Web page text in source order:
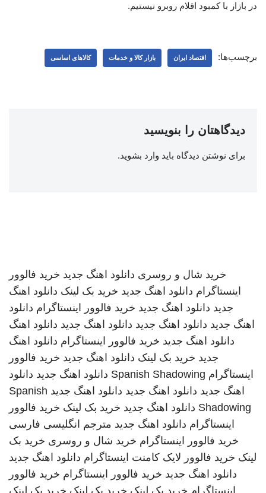
در بازار با کمبود اقلام روبرو نیستیم.
برچسب‌ها: اقتصاد ایران بازار کالا و خدمات کالاهای اساسی
دیدگاهتان را بنویسید
برای نوشتن دیدگاه باید وارد بشوید.
خرید شال و روسری دانلود اهنگ جدید خرید فالوور
اینستاگرام دانلود اهنگ جدید خرید بک لینک دانلود اهنگ
جدید دانلود اهنگ جدید خرید فالوور اینستاگرام دانلود
اهنگ جدید دانلود اهنگ جدید دانلود اهنگ جدید دانلود اهنگ
دانلود اهنگ جدید خرید فالوور اینستاگرام دانلود اهنگ
جدید خرید بک لینک دانلود اهنگ جدید خرید فالوور
اینستاگرام Spanish Shadowing دانلود اهنگ جدید دانلود
اهنگ جدید دانلود اهنگ جدید دانلود اهنگ جدید Spanish
Shadowing دانلود اهنگ جدید خرید بک لینک خرید فالوور
اینستاگرام دانلود اهنگ جدید مترجم انگلیسی فارسی
خرید فالوور اینستاگرام خرید شال و روسری خرید بک
لینک خرید فالوور لایک کامنت اینستاگرام دانلود اهنگ جدید
دانلود اهنگ جدید خرید فالوور اینستاگرام خرید فالوور
اینستاگرام خرید بک لینک خرید بک لینک خرید بک لینک